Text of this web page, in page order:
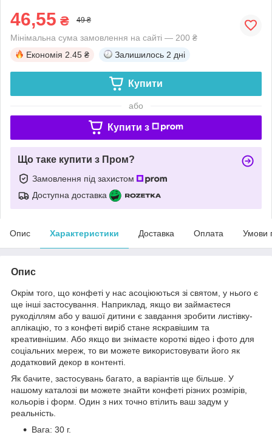
46,55 ₴ 49 ₴
Мінімальна сума замовлення на сайті — 200 ₴
Економія 2.45 ₴ Залишилось 2 дні
Купити
або
Купити з
Що таке купити з Пром?
Замовлення під захистом
Доступна доставка
Опис Характеристики Доставка Оплата Умови
Опис
Окрім того, що конфеті у нас асоціюються зі святом, у нього є
ще інші застосування. Наприклад, якщо ви займаєтеся
рукоділлям або у вашої дитини є завдання зробити листівку-
аплікацію, то з конфеті виріб стане яскравішим та
креативнішим. Або якщо ви знімаєте короткі відео і фото для
соціальних мереж, то ви можете використовувати його як
додатковий декор в контенті.
Як бачите, застосувань багато, а варіантів ще більше. У
нашому каталозі ви можете знайти конфеті різних розмірів,
кольорів і форм. Один з них точно втілить ваш задум у
реальність.
Вага: 30 г.